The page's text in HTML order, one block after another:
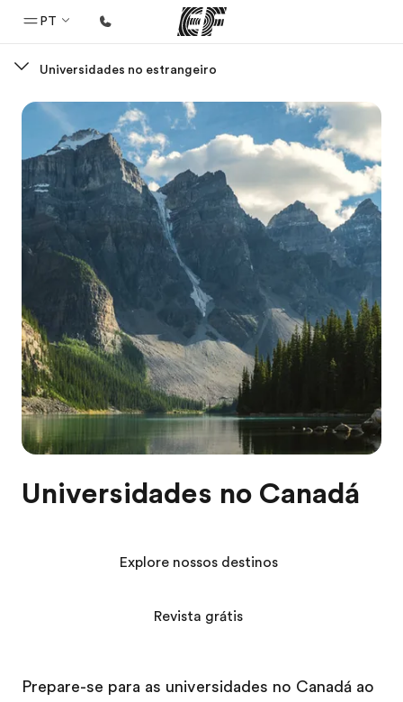
PT
Bem-vindo à EF
Programas
Saiba tudo que oferecemos
Escritórios
Encontre um escritório
Sobre nós
Quem somos
Carreiras
Junte-se a nós
Universidades no estrangeiro
Universidades no Canadá
Prepare-se para as universidades no Canadá ao
Explore nossos destinos
Revista grátis